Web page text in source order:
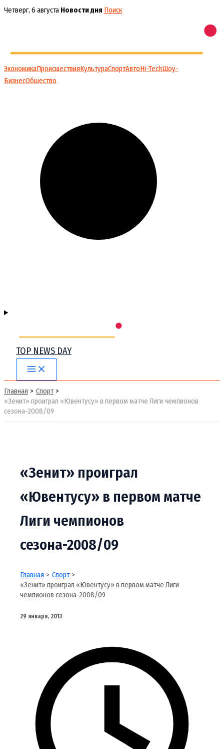
Перейти
Четверг, 6 августа Новости дня Поиск
ЭкономикаПроисшествияКультураСпортАвтоHi-TechШоу-
БизнесОбщество
TOP NEWS DAY
Main
Menu
Главная
Спорт
«Зенит» проиграл «Ювентусу» в первом матче Лиги чемпионов
сезона-2008/09
«Зенит» проиграл
«Ювентусу» в первом матче
Лиги чемпионов
сезона-2008/09
Главная
Спорт
«Зенит» проиграл «Ювентусу» в первом матче Лиги
чемпионов сезона-2008/09
29 января, 2013